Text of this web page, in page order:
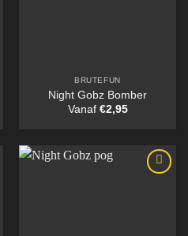
BRUTEFUN
Night Gobz Bomber
Vanaf €2,95